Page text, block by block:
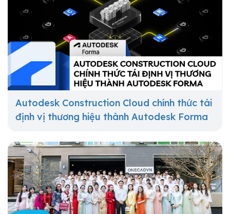
Autodesk Construction Cloud chính thức tái
định vị thương hiệu thành Autodesk Forma